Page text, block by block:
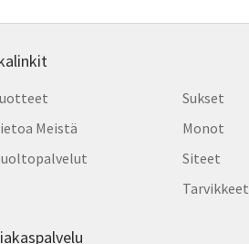
Meistä
Sukset
Monot
Siteet
Tarvikkeet